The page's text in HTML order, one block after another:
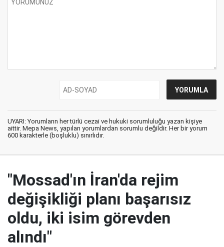
UYARI: Yorumların her türlü cezai ve hukuki sorumluluğu yazan kişiye
aittir. Mepa News, yapılan yorumlardan sorumlu değildir. Her bir yorum
600 karakterle (boşluklu) sınırlıdır.
"Mossad'ın İran'da rejim
değişikliği planı başarısız
oldu, iki isim görevden
alındı"